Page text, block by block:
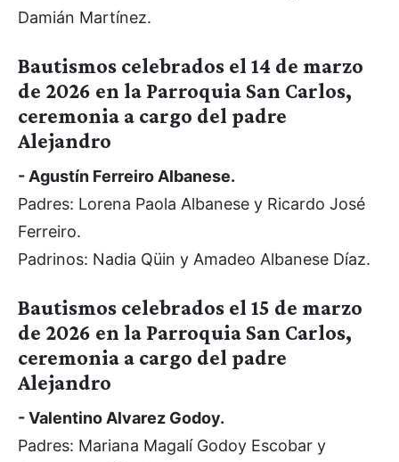
Damián Martínez.
Bautismos celebrados el 14 de marzo
de 2026 en la Parroquia San Carlos,
ceremonia a cargo del padre
Alejandro
- Agustín Ferreiro Albanese.
Padres: Lorena Paola Albanese y Ricardo José
Ferreiro.
Padrinos: Nadia Qüin y Amadeo Albanese Díaz.
Bautismos celebrados el 15 de marzo
de 2026 en la Parroquia San Carlos,
ceremonia a cargo del padre
Alejandro
- Valentino Alvarez Godoy.
Padres: Mariana Magalí Godoy Escobar y